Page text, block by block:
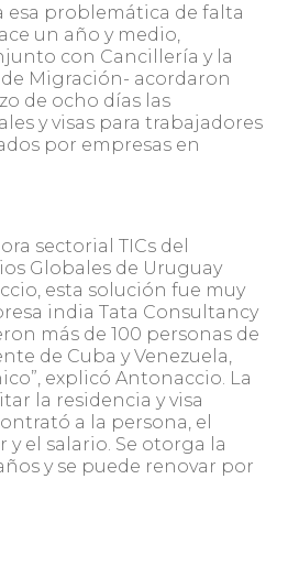
esa problemática de falta
un año y medio,
con Cancillería y la
Migración- acordaron
de ocho días las
y visas para trabajadores
por empresas en
sectorial TICs del
Globales de Uruguay
esta solución fue muy
india Tata Consultancy
más de 100 personas de
de Cuba y Venezuela,
explicó Antonaccio. La
la residencia y visa
a la persona, el
y el salario. Se otorga la
y se puede renovar por